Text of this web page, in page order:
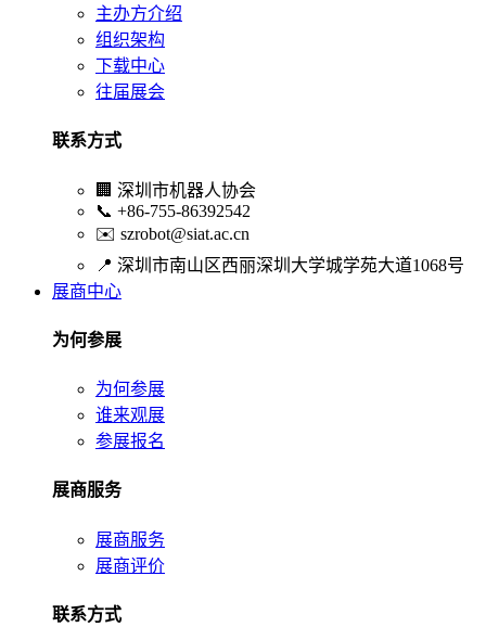
主办方介绍
组织架构
下载中心
往届展会
联系方式
🏢 深圳市机器人协会
📞 +86-755-86392542
✉️ szrobot@siat.ac.cn
📍 深圳市南山区西丽深圳大学城学苑大道1068号
展商中心
为何参展
为何参展
谁来观展
参展报名
展商服务
展商服务
展商评价
联系方式